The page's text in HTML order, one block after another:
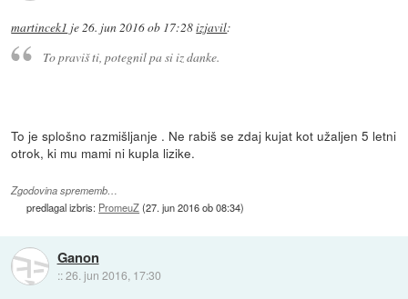
martincek1 je26. jun 2016 ob 17:28izjavil:
To praviš ti, potegnil pa si iz danke.
To je splošno razmišljanje . Ne rabiš se zdaj kujat kot užaljen 5 letni
otrok, ki mu mami ni kupla lizike.
Zgodovina sprememb…
predlagal izbris: PromeuZ(27. jun 2016 ob 08:34)
Ganon
::26. jun 2016, 17:30